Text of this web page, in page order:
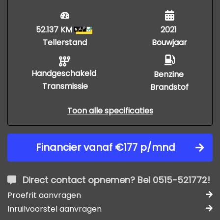
52.137 KM
Tellerstand
Handgeschakeld
Transmissie
2021
Bouwjaar
Benzine
Brandstof
Toon alle specificaties
Financier vanaf €177 p/mnd
Direct contact opnemen? Bel 0515-521772!
Proefrit aanvragen
Inruilvoorstel aanvragen